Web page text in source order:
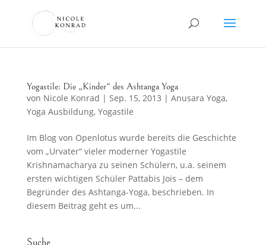
Yogastile: Die „Kinder“ des Ashtanga Yoga
von Nicole Konrad | Sep. 15, 2013 | Anusara Yoga,
Yoga Ausbildung, Yogastile
Im Blog von Openlotus wurde bereits die Geschichte
vom „Urvater“ vieler moderner Yogastile
Krishnamacharya zu seinen Schülern, u.a. seinem
ersten wichtigen Schüler Pattabis Jois – dem
Begründer des Ashtanga-Yoga, beschrieben. In
diesem Beitrag geht es um...
Suche